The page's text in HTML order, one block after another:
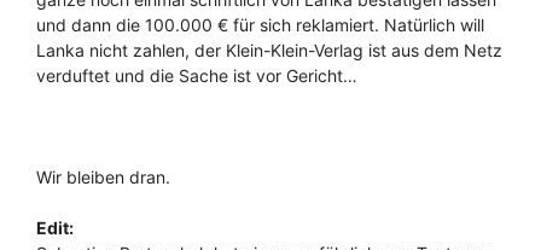
und dann die 100.000 € für sich reklamiert. Natürlich will
Lanka nicht zahlen, der Klein-Klein-Verlag ist aus dem Netz
verduftet und die Sache ist vor Gericht…
Wir bleiben dran.
Edit: